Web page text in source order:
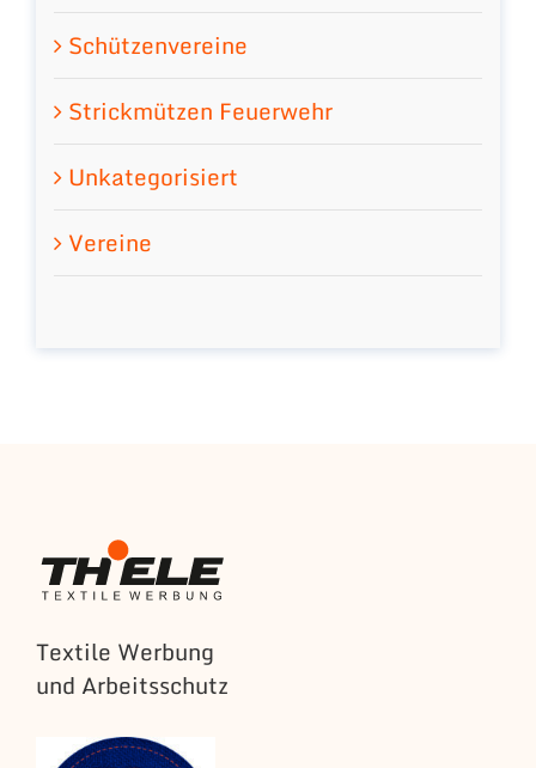
Schützenvereine
Strickmützen Feuerwehr
Unkategorisiert
Vereine
Textile Werbung
und Arbeitsschutz